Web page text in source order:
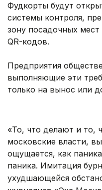
Фудкорты будут
системы контроля,
зону посадочных
QR-кодов.
Предприятия
выполняющие эти
только на вынос или
«То, что делают и то,
московские власти,
ощущается, как
паника. Имитация
ухудшающейся